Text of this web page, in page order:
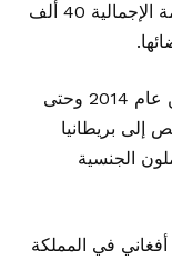
آلاف كرونة للقصر، شريطة ألا تتجاوز القيمة الإجمالية 40 ألف
تشير بيانات الحكومة البريطانية إلى أنه بين عام 2014 وحتى
أو نقل 59 ألف شخص إلى بريطانيا
شخص يحملون الجنسية
29 ألف لاجئ أفغاني في المملكة